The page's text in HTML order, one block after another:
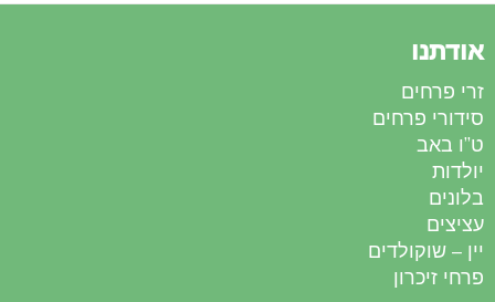
אודתנו
זרי פרחים
סידורי פרחים
ט”ו באב
יולדות
בלונים
עציצים
יין – שוקולדים
פרחי זיכרון